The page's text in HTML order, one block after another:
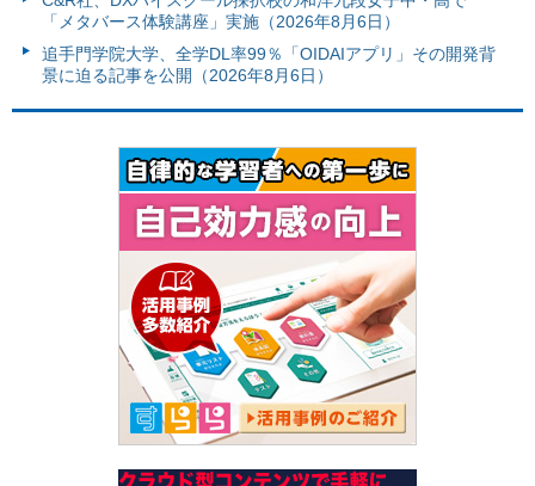
「メタバース体験講座」実施（2026年8月6日）
追手門学院大学、全学DL率99％「OIDAIアプリ」その開発背
景に迫る記事を公開（2026年8月6日）